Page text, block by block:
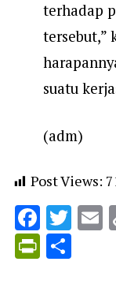
terhadap
tersebut,”
suatu
(adm)
Post Views: